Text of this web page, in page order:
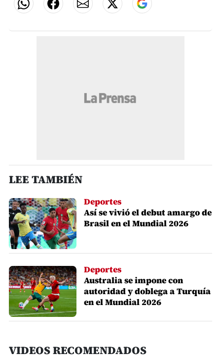
LEE TAMBIÉN
Deportes
Así se vivió el debut amargo de
Brasil en el Mundial 2026
Deportes
Australia se impone con
autoridad y doblega a Turquía
en el Mundial 2026
VIDEOS RECOMENDADOS